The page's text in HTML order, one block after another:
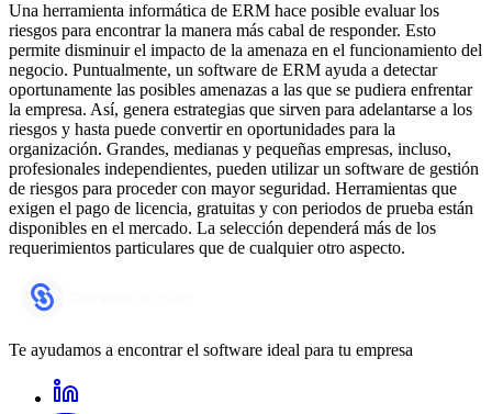
Una herramienta informática de ERM hace posible evaluar los
riesgos para encontrar la manera más cabal de responder. Esto
permite disminuir el impacto de la amenaza en el funcionamiento del
negocio. Puntualmente, un software de ERM ayuda a detectar
oportunamente las posibles amenazas a las que se pudiera enfrentar
la empresa. Así, genera estrategias que sirven para adelantarse a los
riesgos y hasta puede convertir en oportunidades para la
organización. Grandes, medianas y pequeñas empresas, incluso,
profesionales independientes, pueden utilizar un software de gestión
de riesgos para proceder con mayor seguridad. Herramientas que
exigen el pago de licencia, gratuitas y con periodos de prueba están
disponibles en el mercado. La selección dependerá más de los
requerimientos particulares que de cualquier otro aspecto.
Te ayudamos a encontrar el software ideal para tu empresa